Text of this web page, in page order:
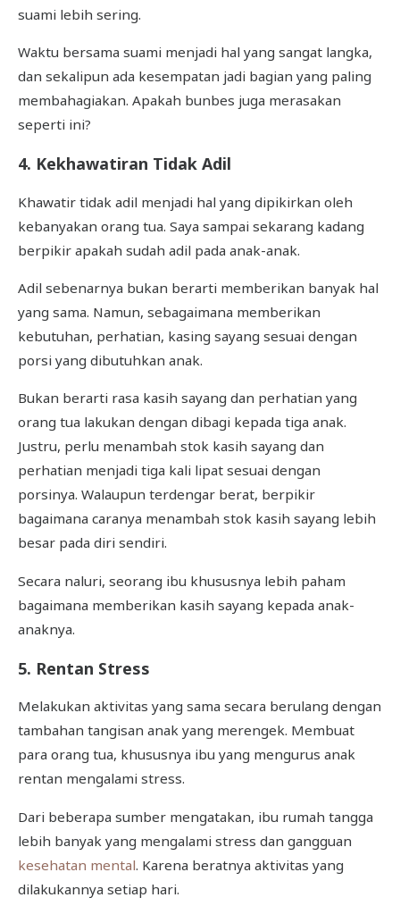
suami lebih sering.
Waktu bersama suami menjadi hal yang sangat langka,
dan sekalipun ada kesempatan jadi bagian yang paling
membahagiakan. Apakah bunbes juga merasakan
seperti ini?
4. Kekhawatiran Tidak Adil
Khawatir tidak adil menjadi hal yang dipikirkan oleh
kebanyakan orang tua. Saya sampai sekarang kadang
berpikir apakah sudah adil pada anak-anak.
Adil sebenarnya bukan berarti memberikan banyak hal
yang sama. Namun, sebagaimana memberikan
kebutuhan, perhatian, kasing sayang sesuai dengan
porsi yang dibutuhkan anak.
Bukan berarti rasa kasih sayang dan perhatian yang
orang tua lakukan dengan dibagi kepada tiga anak.
Justru, perlu menambah stok kasih sayang dan
perhatian menjadi tiga kali lipat sesuai dengan
porsinya. Walaupun terdengar berat, berpikir
bagaimana caranya menambah stok kasih sayang lebih
besar pada diri sendiri.
Secara naluri, seorang ibu khususnya lebih paham
bagaimana memberikan kasih sayang kepada anak-
anaknya.
5. Rentan Stress
Melakukan aktivitas yang sama secara berulang dengan
tambahan tangisan anak yang merengek. Membuat
para orang tua, khususnya ibu yang mengurus anak
rentan mengalami stress.
Dari beberapa sumber mengatakan, ibu rumah tangga
lebih banyak yang mengalami stress dan gangguan
kesehatan mental. Karena beratnya aktivitas yang
dilakukannya setiap hari.